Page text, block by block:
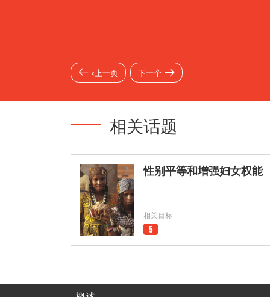
<上一页 下一个
相关话题
性别平等和增强妇女权能
相关目标
5